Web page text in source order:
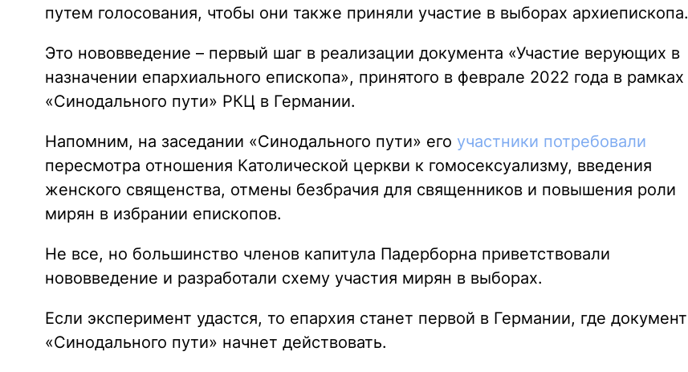
путем голосования, чтобы они также приняли участие в выборах архиепископа.
Это нововведение – первый шаг в реализации документа «Участие верующих в
назначении епархиального епископа», принятого в феврале 2022 года в рамках
«Синодального пути» РКЦ в Германии.
Напомним, на заседании «Синодального пути» его участники потребовали
пересмотра отношения Католической церкви к гомосексуализму, введения
женского священства, отмены безбрачия для священников и повышения роли
мирян в избрании епископов.
Не все, но большинство членов капитула Падерборна приветствовали
нововведение и разработали схему участия мирян в выборах.
Если эксперимент удастся, то епархия станет первой в Германии, где документ
«Синодального пути» начнет действовать.